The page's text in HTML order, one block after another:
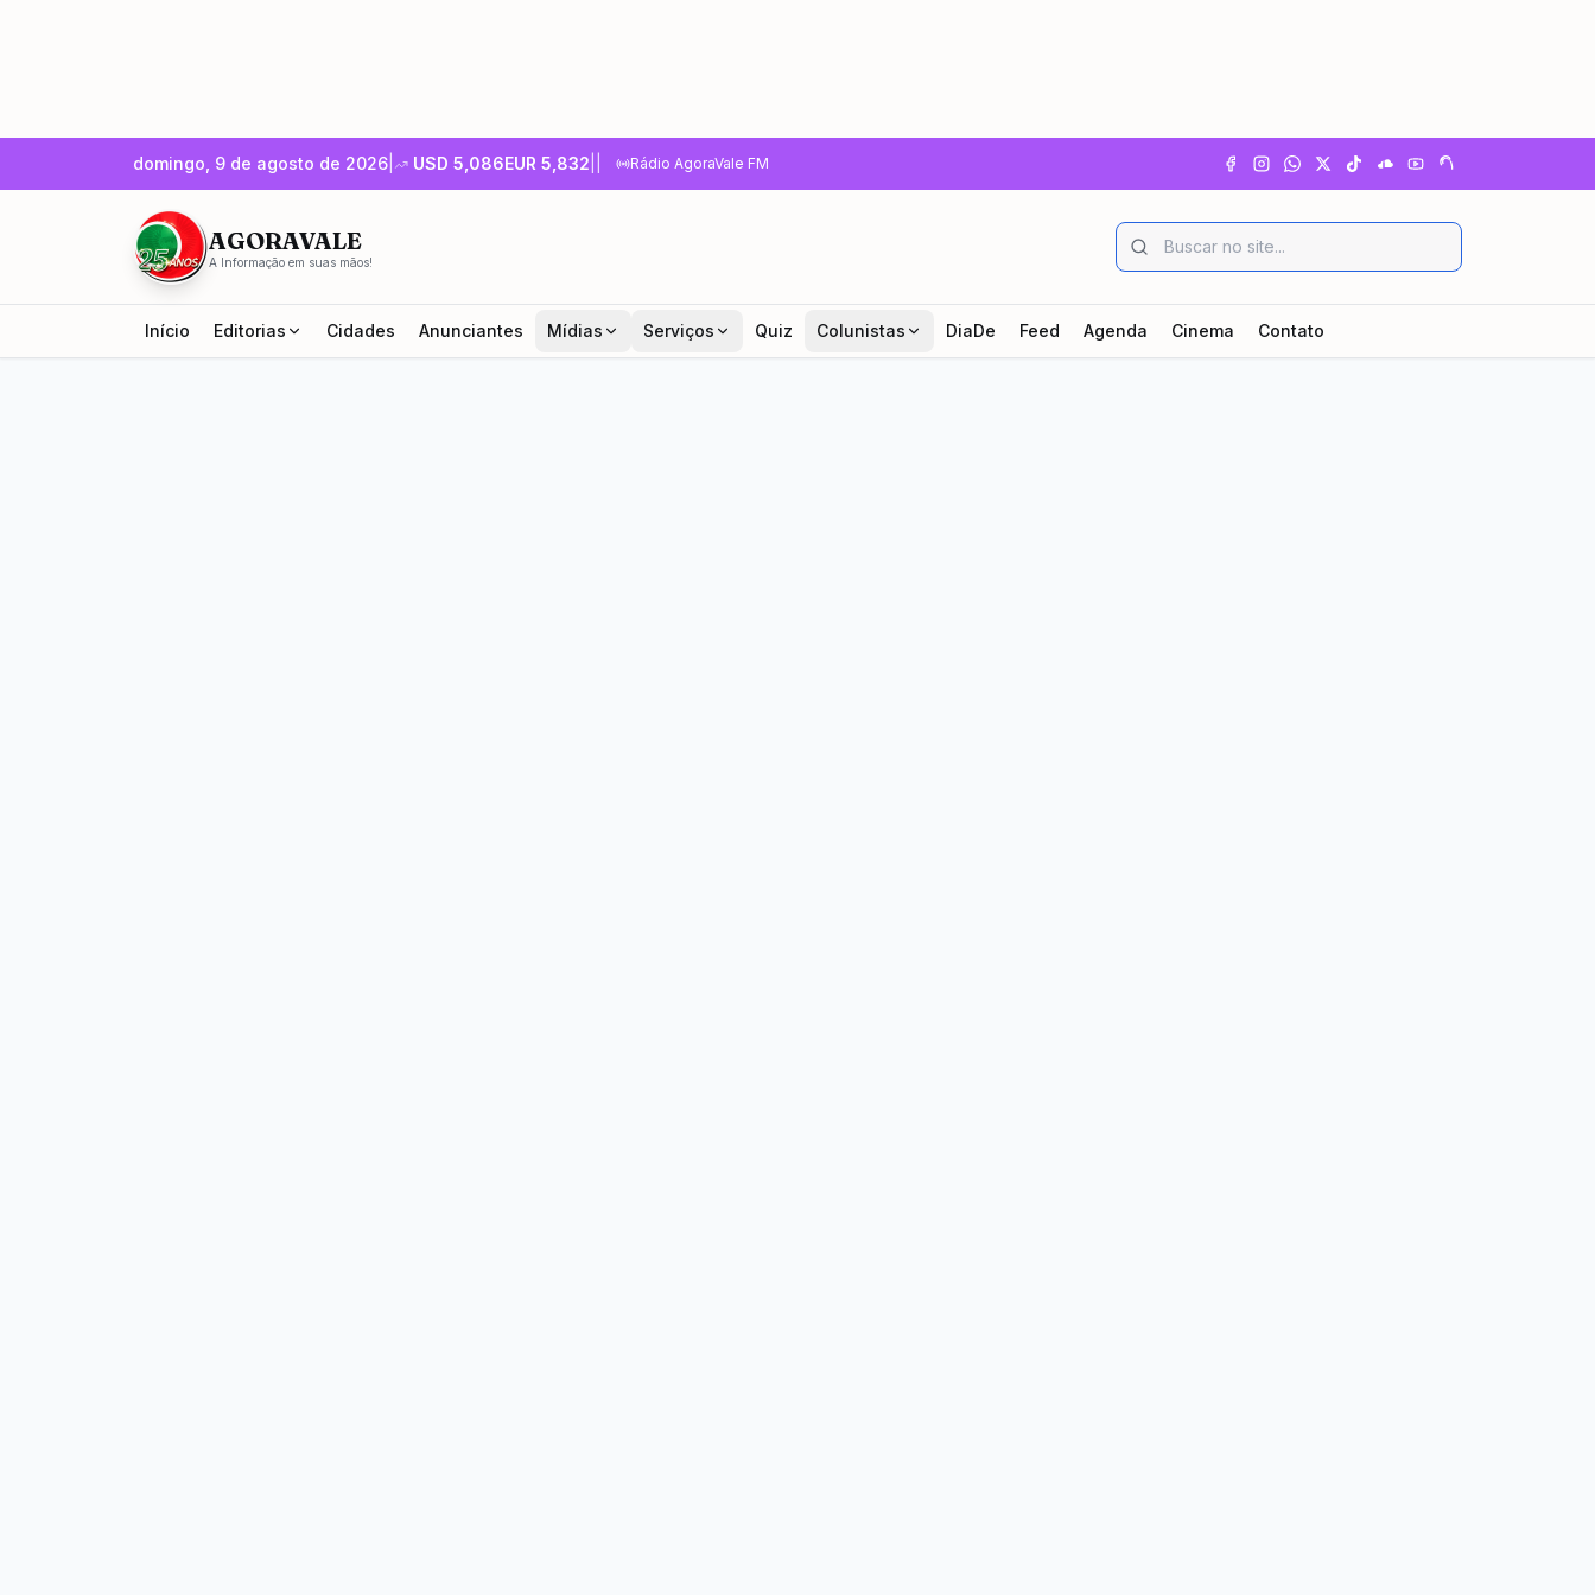
domingo, 9 de agosto de 2026 USD 5,086EUR 5,832 Rádio AgoraVale FM
AGORAVALE
A Informação em suas mãos!
Início Editorias Cidades Anunciantes Mídias Serviços Quiz Colunistas DiaDe Feed Agenda Cinema Contato